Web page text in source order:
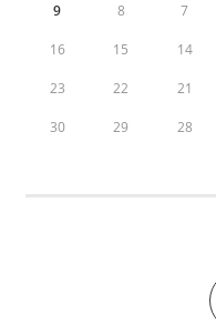
7
8
9
14
15
16
21
22
23
28
29
30